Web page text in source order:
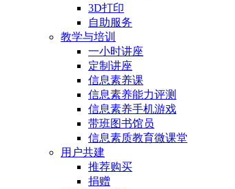
3D打印
自助服务
教学与培训
一小时讲座
定制讲座
信息素养课
信息素养能力评测
信息素养手机游戏
带班图书馆员
信息素质教育微课堂
用户共建
推荐购买
捐赠